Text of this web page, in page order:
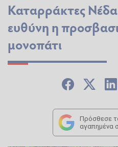
Καταρράκτες
ευθύνη η
μονοπάτι
Πρόσθεσε
αγαπημένα